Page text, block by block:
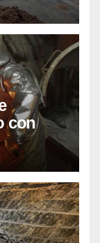
con